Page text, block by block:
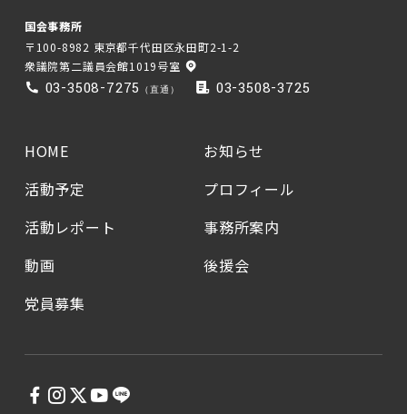
国会事務所
〒100-8982 東京都千代田区永田町2-1-2
衆議院第二議員会館1019号室
03-3508-7275 （直通） 03-3508-3725
HOME
お知らせ
活動予定
プロフィール
活動レポート
事務所案内
動画
後援会
党員募集